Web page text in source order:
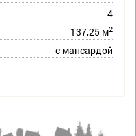
4
137,25 м2
с мансардой